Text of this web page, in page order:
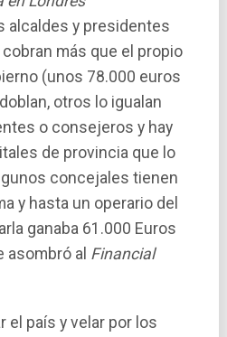
alcaldes y presidentes
más que el propio
(unos 78.000 euros
otros lo igualan
o consejeros y hay
de provincia que lo
concejales tienen
y hasta un operario del
ganaba 61.000 Euros
asombró al Financial
el paí­s y velar por los